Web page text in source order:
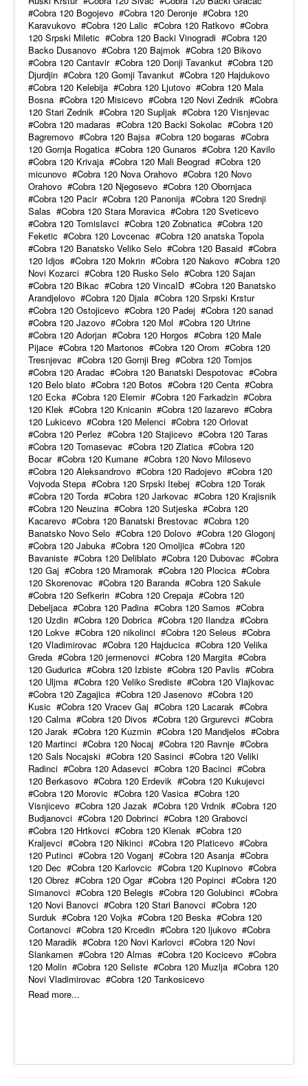
Cobra 120 Bogojevo
Cobra 120 Deronje
Cobra 120
Karavukovo
Cobra 120 Lalic Cobra 120 Ratkovo
Cobra
120 Srpski Miletic
Cobra 120 Backi Vinogradi
Cobra 120
Backo Dusanovo
Cobra 120 Bajmok
Cobra 120 Bikovo
Cobra 120 Cantavir
Cobra 120 Donji Tavankut
Cobra 120
Djurdjin
Cobra 120 Gornji Tavankut
Cobra 120 Hajdukovo
Cobra 120 Kelebija
Cobra 120 Ljutovo
Cobra 120 Mala
Bosna
Cobra 120 Misicevo Cobra 120 Novi Zednik
Cobra
120 Stari Zednik
Cobra 120 Supljak
Cobra 120 Visnjevac
Cobra 120 madaras
Cobra 120 Backi Sokolac
Cobra 120
Bagremovo
Cobra 120 Bajsa Cobra 120 bogaras
Cobra
120 Gornja Rogatica
Cobra 120 Gunaros
Cobra 120 Kavilo
Cobra 120 Krivaja
Cobra 120 Mali Beograd
Cobra 120
micunovo
Cobra 120 Nova Orahovo
Cobra 120 Novo
Orahovo
Cobra 120 Njegosevo
Cobra 120 Obornjaca
Cobra 120 Pacir
Cobra 120 Panonija
Cobra 120 Srednji
Salas
Cobra 120 Stara Moravica
Cobra 120 Sveticevo
Cobra 120 Tomislavci
Cobra 120 Zobnatica
Cobra 120
Feketic
Cobra 120 Lovcenac
Cobra 120 anatska Topola
Cobra 120 Banatsko Veliko Selo
Cobra 120 Basaid
Cobra
120 Idjos
Cobra 120 Mokrin Cobra 120 Nakovo
Cobra 120
Novi Kozarci
Cobra 120 Rusko Selo
Cobra 120 Sajan
Cobra 120 Bikac
Cobra 120 VincaID
Cobra 120 Banatsko
Arandjelovo
Cobra 120 Djala
Cobra 120 Srpski Krstur
Cobra 120 Ostojicevo
Cobra 120 Padej
Cobra 120 sanad
Cobra 120 Jazovo
Cobra 120 Mol
Cobra 120 Utrine
Cobra 120 Adorjan
Cobra 120 Horgos
Cobra 120 Male
Pijace
Cobra 120 Martonos Cobra 120 Orom
Cobra 120
Tresnjevac
Cobra 120 Gornji Breg
Cobra 120 Tomjos
Cobra 120 Aradac
Cobra 120 Banatski Despotovac
Cobra
120 Belo blato
Cobra 120 Botos Cobra 120 Centa
Cobra
120 Ecka
Cobra 120 Elemir Cobra 120 Farkadzin
Cobra
120 Klek
Cobra 120 Knicanin Cobra 120 lazarevo
Cobra
120 Lukicevo
Cobra 120 Melenci
Cobra 120 Orlovat
Cobra 120 Perlez
Cobra 120 Stajicevo
Cobra 120 Taras
Cobra 120 Tomasevac
Cobra 120 Zlatica
Cobra 120
Bocar
Cobra 120 Kumane
Cobra 120 Novo Milosevo
Cobra 120 Aleksandrovo
Cobra 120 Radojevo
Cobra 120
Vojvoda Stepa
Cobra 120 Srpski Itebej
Cobra 120 Torak
Cobra 120 Torda
Cobra 120 Jarkovac
Cobra 120 Krajisnik
Cobra 120 Neuzina
Cobra 120 Sutjeska
Cobra 120
Kacarevo
Cobra 120 Banatski Brestovac
Cobra 120
Banatsko Novo Selo
Cobra 120 Dolovo
Cobra 120 Glogonj
Cobra 120 Jabuka
Cobra 120 Omoljica
Cobra 120
Bavaniste
Cobra 120 Deliblato Cobra 120 Dubovac
Cobra
120 Gaj
Cobra 120 Mramorak Cobra 120 Plocica
Cobra
120 Skorenovac
Cobra 120 Baranda
Cobra 120 Sakule
Cobra 120 Sefkerin
Cobra 120 Crepaja
Cobra 120
Debeljaca
Cobra 120 Padina Cobra 120 Samos
Cobra
120 Uzdin
Cobra 120 Dobrica Cobra 120 Ilandza
Cobra
120 Lokve
Cobra 120 nikolinci Cobra 120 Seleus
Cobra
120 Vladimirovac
Cobra 120 Hajducica
Cobra 120 Velika
Greda
Cobra 120 jermenovci Cobra 120 Margita
Cobra
120 Gudurica
Cobra 120 Izbiste Cobra 120 Pavlis
Cobra
120 Uljma
Cobra 120 Veliko Srediste
Cobra 120 Vlajkovac
Cobra 120 Zagajica
Cobra 120 Jasenovo
Cobra 120
Kusic
Cobra 120 Vracev Gaj Cobra 120 Lacarak
Cobra
120 Calma
Cobra 120 Divos Cobra 120 Grgurevci
Cobra
120 Jarak
Cobra 120 Kuzmin Cobra 120 Mandjelos
Cobra
120 Martinci
Cobra 120 Nocaj Cobra 120 Ravnje
Cobra
120 Sals Nocajski
Cobra 120 Sasinci
Cobra 120 Veliki
Radinci
Cobra 120 Adasevci Cobra 120 Bacinci
Cobra
120 Berkasovo
Cobra 120 Erdevik
Cobra 120 Kukujevci
Cobra 120 Morovic
Cobra 120 Vasica
Cobra 120
Visnjicevo
Cobra 120 Jazak Cobra 120 Vrdnik
Cobra 120
Budjanovci
Cobra 120 Dobrinci
Cobra 120 Grabovci
Cobra 120 Hrtkovci
Cobra 120 Klenak
Cobra 120
Kraljevci
Cobra 120 Nikinci Cobra 120 Platicevo
Cobra
120 Putinci
Cobra 120 Voganj Cobra 120 Asanja
Cobra
120 Dec
Cobra 120 Karlovcic Cobra 120 Kupinovo
Cobra
120 Obrez
Cobra 120 Ogar Cobra 120 Popinci
Cobra 120
Simanovci
Cobra 120 Belegis Cobra 120 Golubinci
Cobra
120 Novi Banovci
Cobra 120 Stari Banovci
Cobra 120
Surduk
Cobra 120 Vojka Cobra 120 Beska
Cobra 120
Cortanovci
Cobra 120 Krcedin Cobra 120 ljukovo
Cobra
120 Maradik
Cobra 120 Novi Karlovci
Cobra 120 Novi
Slankamen
Cobra 120 Almas Cobra 120 Kocicevo
Cobra
120 Molin
Cobra 120 Seliste Cobra 120 Muzlja
Cobra 120
Novi Vladimirovac
Cobra 120 Tankosicevo
Read more...